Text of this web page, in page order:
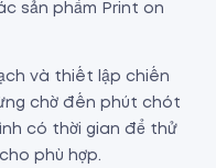
sản phẩm Print on
và thiết lập chiến
chờ đến phút chót
có thời gian để thử
phù hợp.